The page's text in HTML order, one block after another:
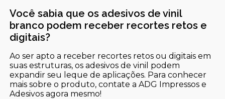
Você sabia que os adesivos de vinil
branco podem receber recortes retos e
digitais?
Ao ser apto a receber recortes retos ou digitais em
suas estruturas, os adesivos de vinil podem
expandir seu leque de aplicações. Para conhecer
mais sobre o produto, contate a ADG Impressos e
Adesivos agora mesmo!